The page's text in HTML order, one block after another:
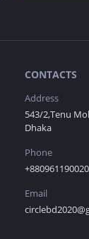
CONTACTS
Address
543/2,Tenu
Dhaka
Phone
Email